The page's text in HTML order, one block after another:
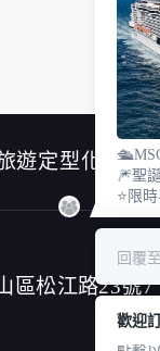
，我們會視需要公
業夥伴處取得個人
當您註冊成功，並
、行業等相關資料
用的瀏覽器、瀏
資料，否則本網
提供的個人資訊，
公司發送，也會
遊定型化契約
區松江路23號7
🎆聖
⭐限
回覆
歡迎